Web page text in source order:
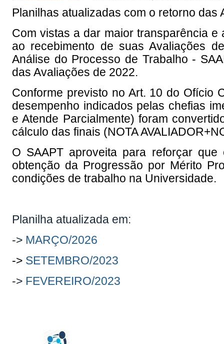
Planilhas atualizadas com o retorno
Com vistas a dar maior transparência
ao recebimento de suas Avaliações
Análise do Processo de Trabalho -
das Avaliações de 2022.
Conforme previsto no Art. 10 do Ofício
desempenho indicados pelas chefias
e Atende Parcialmente) foram
cálculo das finais (NOTA
O SAAPT aproveita para reforçar
obtenção da Progressão por Mérito
condições de trabalho na Universidade.
Planilha atualizada em:
-> MARÇO/2026
-> SETEMBRO/2023
-> FEVEREIRO/2023